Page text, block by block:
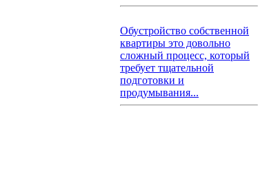
Обустройство собственной
квартиры это довольно
сложный процесс, который
требует тщательной
подготовки и
продумывания...